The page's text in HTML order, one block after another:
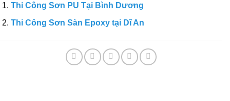
Thi Công Sơn PU Tại Bình Dương
Thi Công Sơn Sàn Epoxy tại Dĩ An